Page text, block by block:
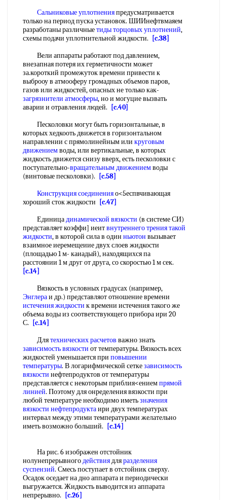
Сальниковые уплотненияпредусматривается
только на период пуска установок. ШИИнефтвмаяем
разработаны различныетидыторцовых уплотнений,
схемы подачи уплотнительной жидкости.
[c.38]
Вели аппараты работают под давлением,
внезапная потеря их герметичности может
за.короткий промежуток времени привести к
выброоу в атмооферу громадных объемов паров,
газов или жидкостей, опасных не только как-
загрязнители атмосферы, но и могуцие вызвать
аварии и отравления людей.
[c.40]
Песколовки могут быть горизонтальные, в
которых хедкооть движется в горизонтальном
направлении с прямолинейным или круговым
движениемводы, или вертикальные, в которых
жидкость движется снизу вверх, есть песколовки с
поступательно-вращательным движениемводы
(винтовые песколовки).
[c.58]
Конструкция соединенияо<5еспвчивающая
хороший сток жидкости
[c.47]
Единицадинамической вязкости (в системе СИ)
представляет коэффи] иеитвнутреннего трениятакой
жидкости, в которой сила в один ньютон вызывает
взаимное иеремещеиие двух слоев жидкости
(площадью 1 м- каиадый), находящихся па
расстоянии 1 м друг от друга, со скоростью 1 м сек.
[c.14]
Вязкость в условных градусах (например,
Энглераи др.) представляот отношение времени
истечения жидкости к времени истечения такого же
объема воды из соответствующего прибора ири 20
С.
[c.14]
Длятехнических расчетов важно знать
зависимость вязкости от температуры. Вязкость всех
жидкостей уменьшается при повышении
температуры. В логарифмической сеткезависимость
вязкости нефтепродуктов от температуры
представляется с некоторым приблия<ениемпрямой
линией. Поэтому для онределения вязкости при
любой температуре необходимо иметьзначения
вязкости нефтепродуктаири двух температурах
интервал между этими температурами желательно
иметь возможно больший.
[c.14]
На рис. 6 изображен отстойник
нолунепрерывногодействиядляразделения
суспензий. Смесь поступает в отстойник сверху.
Осадок оседает на дно аппарата и периодически
выгружается. Жидкость выводится из аппарата
непрерывно.
[c.26]